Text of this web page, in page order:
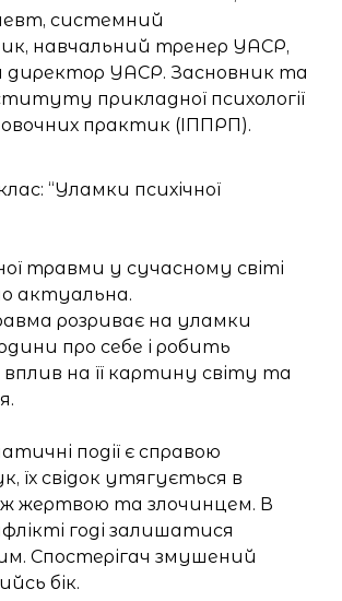
системний
навчальний тренер УАСР,
директор УАСР. Засновник та
прикладної психології
практик (ІППРП).
“Уламки психічної
травми у сучасному світі
актуальна.
розриває на уламки
про себе і робить
на її картину світу та
події є справою
їх свідок утягується в
жертвою та злочинцем. В
годі залишатися
Спостерігач змушений
бік.